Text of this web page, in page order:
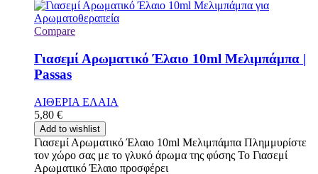
Compare
Γιασεμί Αρωματικό Έλαιο 10ml Μελιμπάμπα |
Passas
ΑΙΘΕΡΙΑ ΕΛΑΙΑ
5,80 €
Add to wishlist
Γιασεμί Αρωματικό Έλαιο 10ml Μελιμπάμπα Πλημμυρίστε
τον χώρο σας με το γλυκό άρωμα της φύσης Το Γιασεμί
Αρωματικό Έλαιο προσφέρει